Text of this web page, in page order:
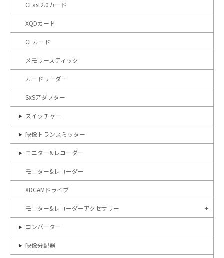
CFast2.0カード
XQDカード
CFカード
メモリースティック
カードリーダー
SxSアダプター
スイッチャー
映像トランスミッター
モニター&レコーダー
モニター&レコーダー
XDCAMドライブ
モニター&レコーダーアクセサリー
コンバーター
映像分配器